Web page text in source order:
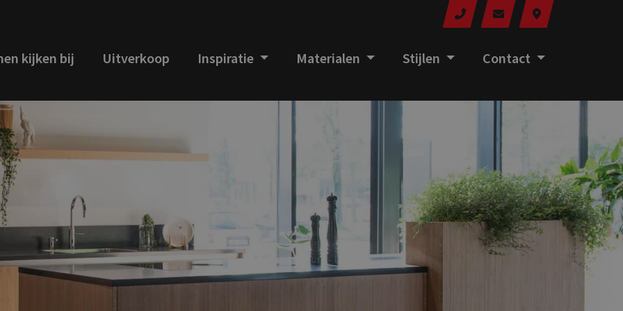
kijken bij Uitverkoop Inspiratie Materialen Stijlen Contact